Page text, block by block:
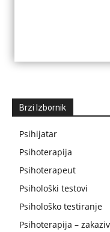
Brzi Izbornik
Psihijatar
Psihoterapija
Psihoterapeut
Psihološki testovi
Psihološko testiranje
Psihoterapija –